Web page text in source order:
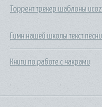
Торрент трекер шаблоны ucoz
Гимн нашей школы текст песни
Книги по работе с чакрами